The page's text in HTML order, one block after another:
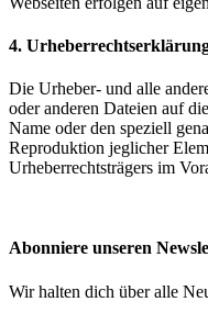
4.
Die Urheber- und alle
oder anderen Dateien auf
Name oder den speziell
Reproduktion jeglicher
Urheberrechtsträgers im
Abonniere unseren
Wir halten dich über alle